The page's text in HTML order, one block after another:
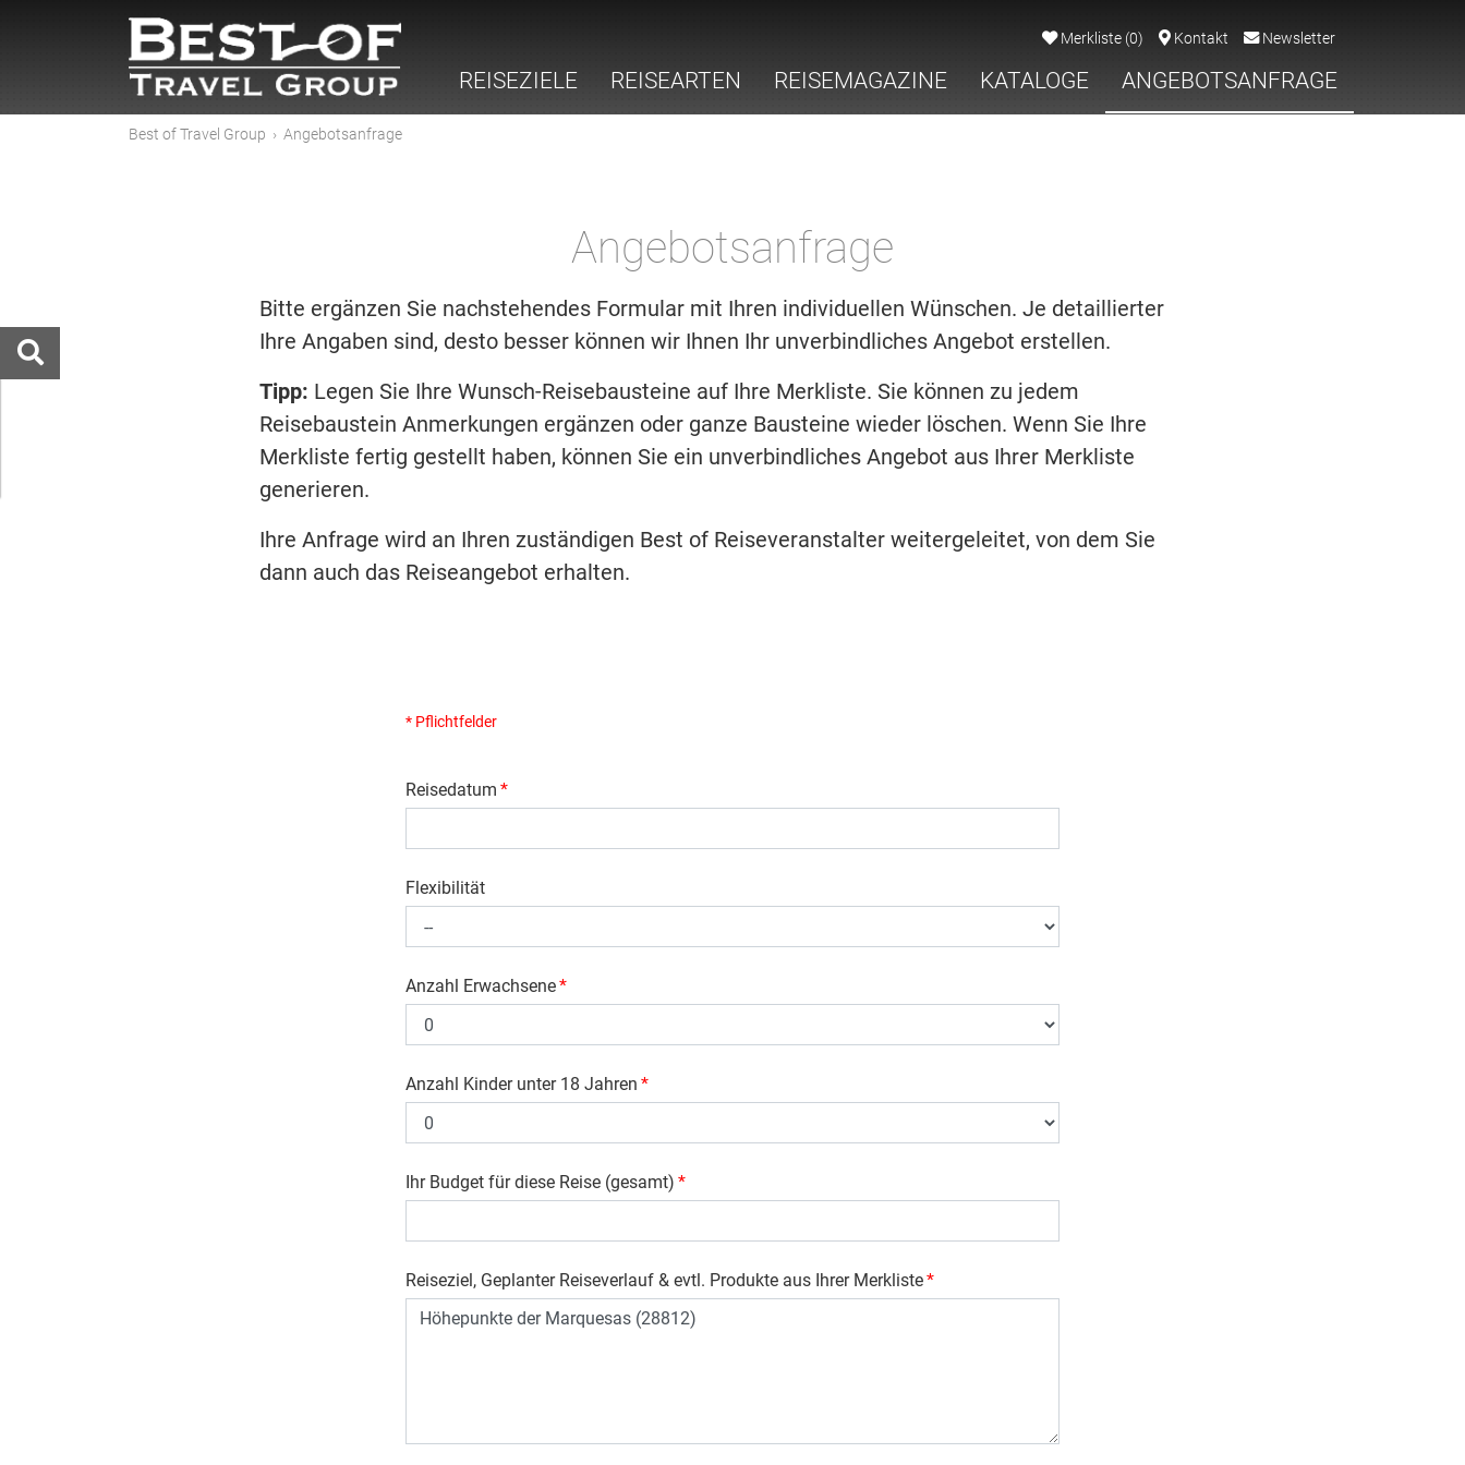
Merkliste (0) Kontakt Newsletter
REISEZIELE REISEARTEN REISEMAGAZINE KATALOGE ANGEBOTSANFRAGE
Best of Travel Group › Angebotsanfrage
Angebotsanfrage
Bitte ergänzen Sie nachstehendes Formular mit Ihren individuellen Wünschen. Je detaillierter
Ihre Angaben sind, desto besser können wir Ihnen Ihr unverbindliches Angebot erstellen.
Tipp: Legen Sie Ihre Wunsch-Reisebausteine auf Ihre Merkliste. Sie können zu jedem
Reisebaustein Anmerkungen ergänzen oder ganze Bausteine wieder löschen. Wenn Sie Ihre
Merkliste fertig gestellt haben, können Sie ein unverbindliches Angebot aus Ihrer Merkliste
generieren.
Ihre Anfrage wird an Ihren zuständigen Best of Reiseveranstalter weitergeleitet, von dem Sie
dann auch das Reiseangebot erhalten.
* Pflichtfelder
Reisedatum *
Flexibilität
Anzahl Erwachsene*
Anzahl Kinder unter 18 Jahren *
Ihr Budget für diese Reise (gesamt) *
Reiseziel, Geplanter Reiseverlauf & evtl. Produkte aus Ihrer Merkliste*